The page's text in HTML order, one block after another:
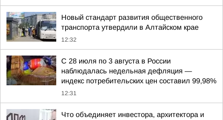
Новый стандарт развития общественного
транспорта утвердили в Алтайском крае
12:32
С 28 июля по 3 августа в России
наблюдалась недельная дефляция —
индекс потребительских цен составил 99,98%
12:31
Что объединяет инвестора, архитектора и